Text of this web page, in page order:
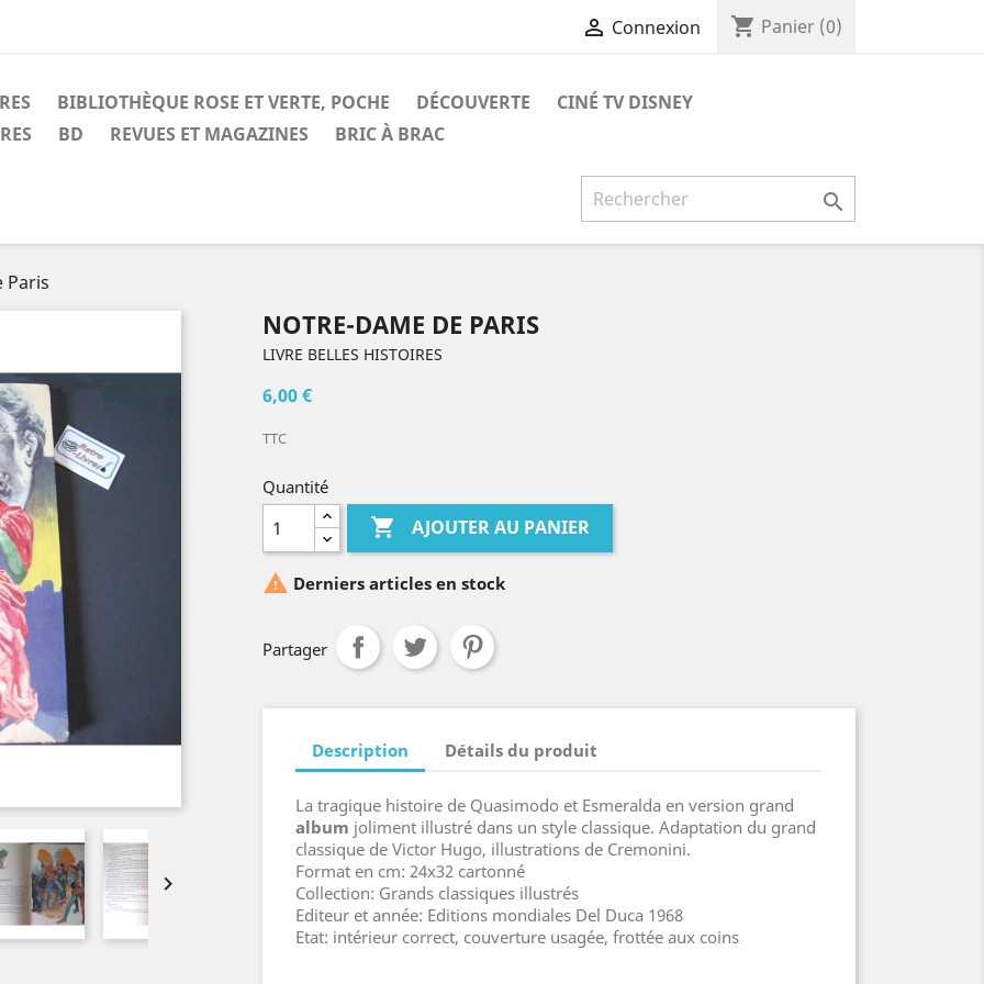
 Connexion shopping_cart Panier (0)
BIBLIOTHÈQUE ROSE ET VERTE, POCHE DÉCOUVERTE
CINÉ TV DISNEY
BD REVUES ET MAGAZINES BRIC À BRAC

Paris

NOTRE-DAME DE PARIS
LIVRE BELLES HISTOIRES
6,00 €
TTC
Quantité
 AJOUTER AU PANIER
 Derniers articles en stock
Partager
Description Détails du produit
La tragique histoire de Quasimodo et Esmeralda en version grand
album joliment illustré dans un style classique. Adaptation du grand
classique de Victor Hugo, illustrations de Cremonini.
Format en cm: 24x32 cartonné
Collection: Grands classiques illustrés
Editeur et année: Editions mondiales Del Duca 1968
Etat: intérieur correct, couverture usagée, frottée aux coins